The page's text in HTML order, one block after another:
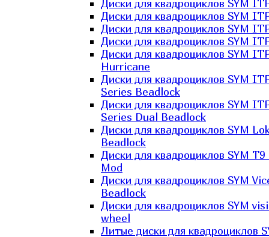
Диски для квадроциклов SYM
Диски для квадроциклов SYM
Диски для квадроциклов SYM
Диски для квадроциклов SYM
Диски для квадроциклов SYM
Hurricane
Диски для квадроциклов SYM
Series Beadlock
Диски для квадроциклов SYM
Series Dual Beadlock
Диски для квадроциклов SYM
Beadlock
Диски для квадроциклов SYM T9
Mod
Диски для квадроциклов SYM
Beadlock
Диски для квадроциклов SYM
wheel
Литые диски для квадроциклов